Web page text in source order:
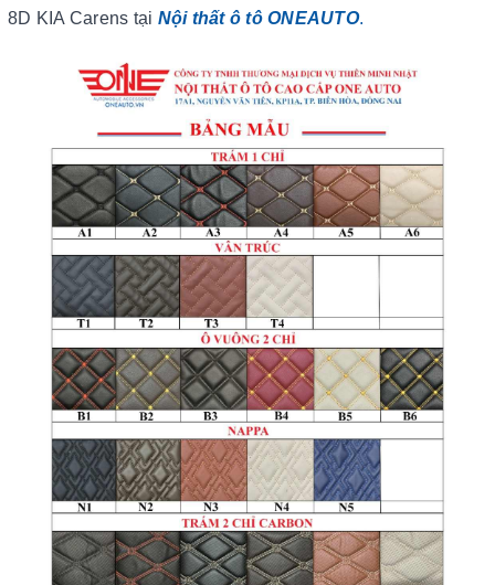
8D KIA Carens tại Nội thất ô tô ONEAUTO.